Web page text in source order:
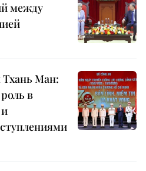
между
Тхань Ман:
в